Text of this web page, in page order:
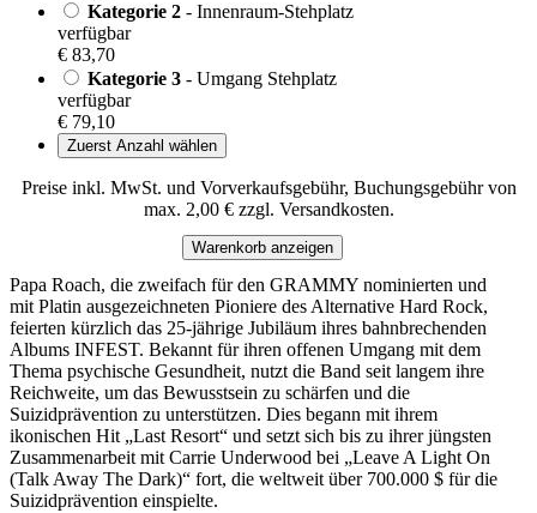
Kategorie 2 - Innenraum-Stehplatz
verfügbar
€ 83,70
Kategorie 3 - Umgang Stehplatz
verfügbar
€ 79,10
Zuerst Anzahl wählen
Preise inkl. MwSt. und Vorverkaufsgebühr, Buchungsgebühr von
max. 2,00 € zzgl. Versandkosten.
Warenkorb anzeigen
Papa Roach, die zweifach für den GRAMMY nominierten und
mit Platin ausgezeichneten Pioniere des Alternative Hard Rock,
feierten kürzlich das 25-jährige Jubiläum ihres bahnbrechenden
Albums INFEST. Bekannt für ihren offenen Umgang mit dem
Thema psychische Gesundheit, nutzt die Band seit langem ihre
Reichweite, um das Bewusstsein zu schärfen und die
Suizidprävention zu unterstützen. Dies begann mit ihrem
ikonischen Hit „Last Resort“ und setzt sich bis zu ihrer jüngsten
Zusammenarbeit mit Carrie Underwood bei „Leave A Light On
(Talk Away The Dark)“ fort, die weltweit über 700.000 $ für die
Suizidprävention einspielte.